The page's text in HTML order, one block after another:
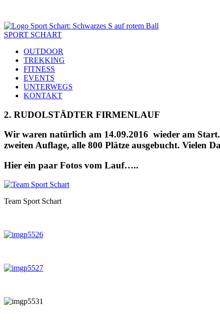
SPORT SCHART
OUTDOOR
TREKKING
FITNESS
EVENTS
UNTERWEGS
KONTAKT
2. RUDOLSTÄDTER FIRMENLAUF
Wir waren natürlich am 14.09.2016 wieder am Start.
zweiten Auflage, alle 800 Plätze ausgebucht. Vielen
Hier ein paar Fotos vom Lauf…..
Team Sport Schart